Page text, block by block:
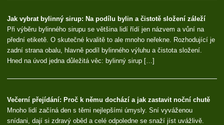
Jak vybrat bylinný sirup: Na podílu bylin a čistotě složení záleží
Při výběru bylinného sirupu se většina lidí řídí jen názvem a vůní na
přední etiketě. O skutečné kvalitě to ale mnoho neřekne. Rozhodující je
zadní strana obalu, hlavně podíl bylinného výluhu a čistota složení.
Hned na úvod jedna důležitá věc: bylinný sirup […]
Večerní přejídání: Proč k němu dochází a jak zastavit noční chutě
Mnoho lidí začíná den s těmi nejlepšími úmysly. Sní vyváženou
snídani, dají si zdravý oběd a celé odpoledne se snaží jíst uvážlivě.